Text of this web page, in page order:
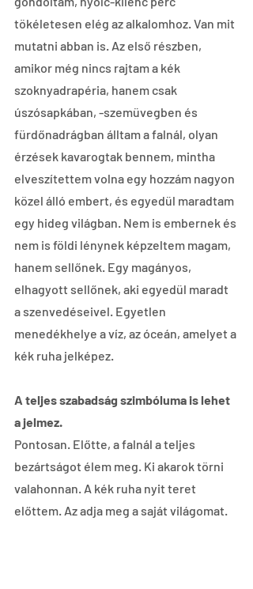
tökéletesen elég az alkalomhoz. Van mit
mutatni abban is. Az első részben,
amikor még nincs rajtam a kék
szoknyadrapéria, hanem csak
úszósapkában, -szemüvegben és
fürdőnadrágban álltam a falnál, olyan
érzések kavarogtak bennem, mintha
elveszítettem volna egy hozzám nagyon
közel álló embert, és egyedül maradtam
egy hideg világban. Nem is embernek és
nem is földi lénynek képzeltem magam,
hanem sellőnek. Egy magányos,
elhagyott sellőnek, aki egyedül maradt
a szenvedéseivel. Egyetlen
menedékhelye a víz, az óceán, amelyet a
kék ruha jelképez.
A teljes szabadság szimbóluma is lehet
a jelmez.
Pontosan. Előtte, a falnál a teljes
bezártságot élem meg. Ki akarok törni
valahonnan. A kék ruha nyit teret
előttem. Az adja meg a saját világomat.